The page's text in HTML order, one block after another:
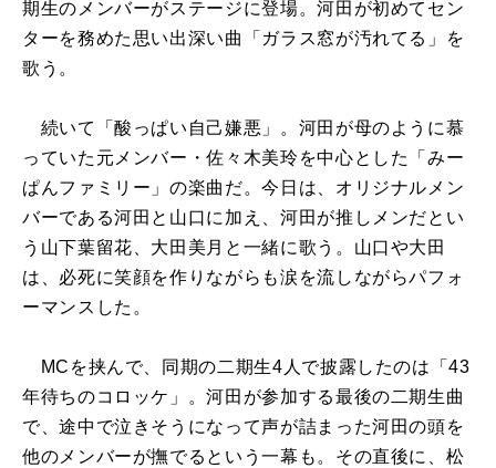
期生のメンバーがステージに登場。河田が初めてセン
ターを務めた思い出深い曲「ガラス窓が汚れてる」を
歌う。
続いて「酸っぱい自己嫌悪」。河田が母のように慕
っていた元メンバー・佐々木美玲を中心とした「みー
ぱんファミリー」の楽曲だ。今日は、オリジナルメン
バーである河田と山口に加え、河田が推しメンだとい
う山下葉留花、大田美月と一緒に歌う。山口や大田
は、必死に笑顔を作りながらも涙を流しながらパフォ
ーマンスした。
MCを挟んで、同期の二期生4人で披露したのは「43
年待ちのコロッケ」。河田が参加する最後の二期生曲
で、途中で泣きそうになって声が詰まった河田の頭を
他のメンバーが撫でるという一幕も。その直後に、松